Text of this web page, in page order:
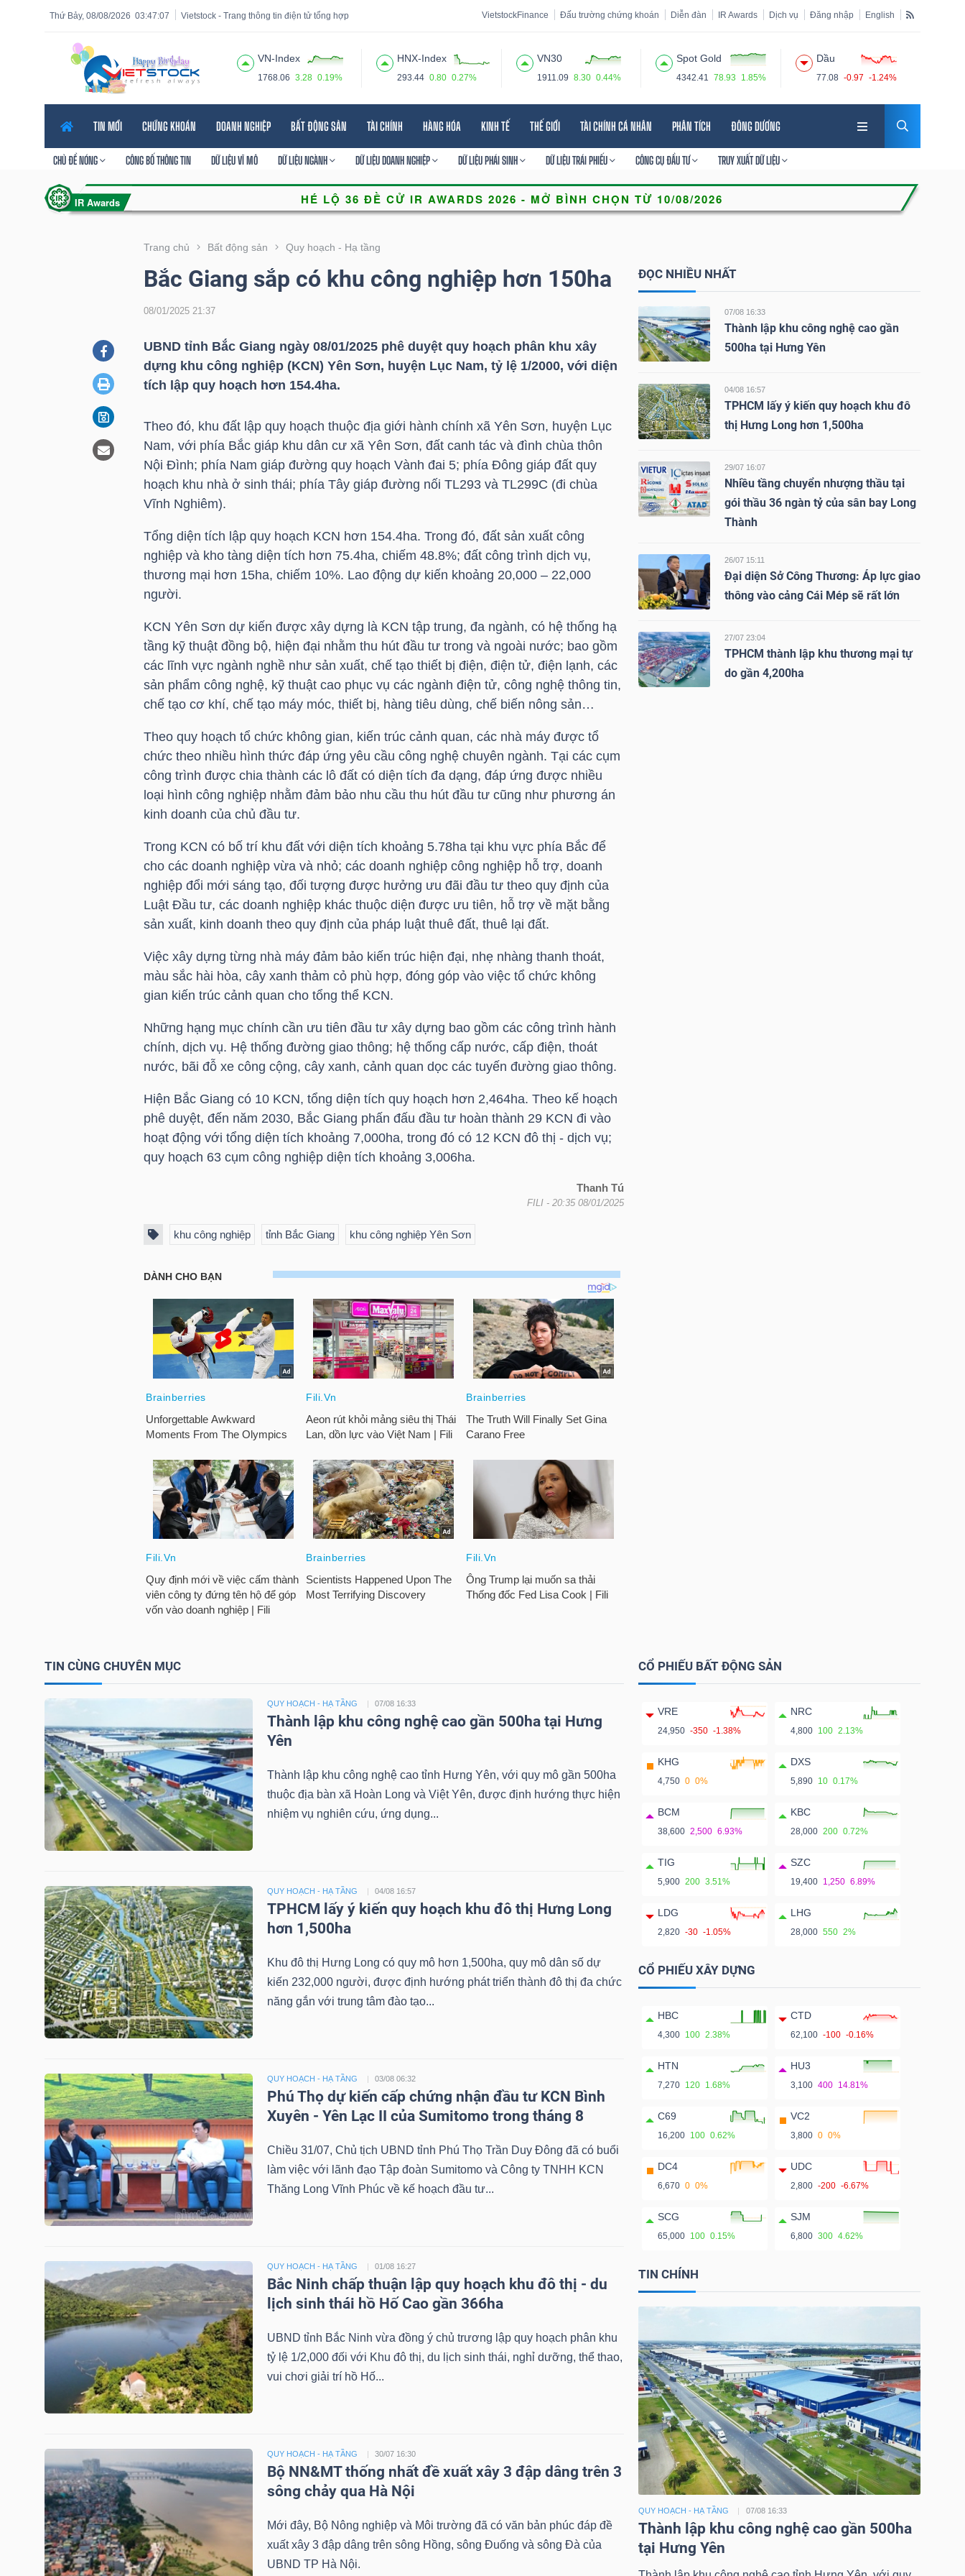
03:47:08
Thứ Bảy, 08/08/2026 Vietstock - Trang thông tin điện tử tổng hợp VietstockFinance Đấu trường chứng khoán Diễn đàn IR Awards Dịch vụ Đăng nhập English
VN-Index
1768.06 3.28 0.19%
HNX-Index
293.44 0.80 0.27%
VN30
1911.09 8.30 0.44%
Spot Gold
4342.41 78.93 1.85%
Dầu
77.08 -0.97 -1.24%
TIN MỚI CHỨNG KHOÁN DOANH NGHIỆP BẤT ĐỘNG SẢN TÀI CHÍNH HÀNG HÓA KINH TẾ THẾ GIỚI TÀI CHÍNH CÁ NHÂN PHÂN TÍCH ĐÔNG DƯƠNG
CHỦ ĐỀ NÓNG CÔNG BỐ THÔNG TIN DỮ LIỆU VĨ MÔ DỮ LIỆU NGÀNH DỮ LIỆU DOANH NGHIỆP DỮ LIỆU PHÁI SINH DỮ LIỆU TRÁI PHIẾU CÔNG CỤ ĐẦU TƯ TRUY XUẤT DỮ LIỆU
Trang chủ Bất động sản Quy hoạch - Hạ tầng
Bắc Giang sắp có khu công nghiệp hơn 150ha
08/01/2025 21:37
UBND tỉnh Bắc Giang ngày 08/01/2025 phê duyệt quy hoạch phân khu xây
dựng khu công nghiệp (KCN) Yên Sơn, huyện Lục Nam, tỷ lệ 1/2000, với diện
tích lập quy hoạch hơn 154.4ha.
Theo đó, khu đất lập quy hoạch thuộc địa giới hành chính xã Yên Sơn, huyện Lục
Nam, với phía Bắc giáp khu dân cư xã Yên Sơn, đất canh tác và đình chùa thôn
Nội Đình; phía Nam giáp đường quy hoạch Vành đai 5; phía Đông giáp đất quy
hoạch khu nhà ở sinh thái; phía Tây giáp đường nối TL293 và TL299C (đi chùa
Vĩnh Nghiêm).
Tổng diện tích lập quy hoạch KCN hơn 154.4ha. Trong đó, đất sản xuất công
nghiệp và kho tàng diện tích hơn 75.4ha, chiếm 48.8%; đất công trình dịch vụ,
thương mại hơn 15ha, chiếm 10%. Lao động dự kiến khoảng 20,000 – 22,000
người.
KCN Yên Sơn dự kiến được xây dựng là KCN tập trung, đa ngành, có hệ thống hạ
tầng kỹ thuật đồng bộ, hiện đại nhằm thu hút đầu tư trong và ngoài nước; bao gồm
các lĩnh vực ngành nghề như sản xuất, chế tạo thiết bị điện, điện tử, điện lạnh, các
sản phẩm công nghệ, kỹ thuật cao phục vụ các ngành điện tử, công nghệ thông tin,
chế tạo cơ khí, chế tạo máy móc, thiết bị, hàng tiêu dùng, chế biến nông sản…
Theo quy hoạch tổ chức không gian, kiến trúc cảnh quan, các nhà máy được tổ
chức theo nhiều hình thức đáp ứng yêu cầu công nghệ chuyên ngành. Tại các cụm
công trình được chia thành các lô đất có diện tích đa dạng, đáp ứng được nhiều
loại hình công nghiệp nhằm đảm bảo nhu cầu thu hút đầu tư cũng như phương án
kinh doanh của chủ đầu tư.
Trong KCN có bố trí khu đất với diện tích khoảng 5.78ha tại khu vực phía Bắc để
cho các doanh nghiệp vừa và nhỏ; các doanh nghiệp công nghiệp hỗ trợ, doanh
nghiệp đổi mới sáng tạo, đối tượng được hưởng ưu đãi đầu tư theo quy định của
Luật Đầu tư, các doanh nghiệp khác thuộc diện được ưu tiên, hỗ trợ về mặt bằng
sản xuất, kinh doanh theo quy định của pháp luật thuê đất, thuê lại đất.
Việc xây dựng từng nhà máy đảm bảo kiến trúc hiện đại, nhẹ nhàng thanh thoát,
màu sắc hài hòa, cây xanh thảm cỏ phù hợp, đóng góp vào việc tổ chức không
gian kiến trúc cảnh quan cho tổng thể KCN.
Những hạng mục chính cần ưu tiên đầu tư xây dựng bao gồm các công trình hành
chính, dịch vụ. Hệ thống đường giao thông; hệ thống cấp nước, cấp điện, thoát
nước, bãi đỗ xe công cộng, cây xanh, cảnh quan dọc các tuyến đường giao thông.
Hiện Bắc Giang có 10 KCN, tổng diện tích quy hoạch hơn 2,464ha. Theo kế hoạch
phê duyệt, đến năm 2030, Bắc Giang phấn đấu đầu tư hoàn thành 29 KCN đi vào
hoạt động với tổng diện tích khoảng 7,000ha, trong đó có 12 KCN đô thị - dịch vụ;
quy hoạch 63 cụm công nghiệp diện tích khoảng 3,006ha.
Thanh Tú
FILI - 20:35 08/01/2025
khu công nghiệp tỉnh Bắc Giang khu công nghiệp Yên Sơn
ĐỌC NHIỀU NHẤT
07/08 16:33
Thành lập khu công nghệ cao gần
500ha tại Hưng Yên
04/08 16:57
TPHCM lấy ý kiến quy hoạch khu đô
thị Hưng Long hơn 1,500ha
29/07 16:07
Nhiều tầng chuyển nhượng thầu tại
gói thầu 36 ngàn tỷ của sân bay Long
Thành
26/07 15:11
Đại diện Sở Công Thương: Áp lực giao
thông vào cảng Cái Mép sẽ rất lớn
27/07 23:04
TPHCM thành lập khu thương mại tự
do gần 4,200ha
TIN CÙNG CHUYÊN MỤC
QUY HOẠCH - HẠ TẦNG 07/08 16:33
Thành lập khu công nghệ cao gần 500ha tại Hưng
Yên
Thành lập khu công nghệ cao tỉnh Hưng Yên, với quy mô gần 500ha
thuộc địa bàn xã Hoàn Long và Việt Yên, được định hướng thực hiện
nhiệm vụ nghiên cứu, ứng dụng...
QUY HOẠCH - HẠ TẦNG 04/08 16:57
TPHCM lấy ý kiến quy hoạch khu đô thị Hưng Long
hơn 1,500ha
Khu đô thị Hưng Long có quy mô hơn 1,500ha, quy mô dân số dự
kiến 232,000 người, được định hướng phát triển thành đô thị đa chức
năng gắn với trung tâm đào tạo...
QUY HOẠCH - HẠ TẦNG 03/08 06:32
Phú Thọ dự kiến cấp chứng nhận đầu tư KCN Bình
Xuyên - Yên Lạc II của Sumitomo trong tháng 8
Chiều 31/07, Chủ tịch UBND tỉnh Phú Thọ Trần Duy Đông đã có buổi
làm việc với lãnh đạo Tập đoàn Sumitomo và Công ty TNHH KCN
Thăng Long Vĩnh Phúc về kế hoạch đầu tư...
QUY HOẠCH - HẠ TẦNG 01/08 16:27
Bắc Ninh chấp thuận lập quy hoạch khu đô thị - du
lịch sinh thái hồ Hố Cao gần 366ha
UBND tỉnh Bắc Ninh vừa đồng ý chủ trương lập quy hoạch phân khu
tỷ lệ 1/2,000 đối với Khu đô thị, du lịch sinh thái, nghỉ dưỡng, thể thao,
vui chơi giải trí hồ Hố...
QUY HOẠCH - HẠ TẦNG 30/07 16:30
Bộ NN&MT thống nhất đề xuất xây 3 đập dâng trên 3
sông chảy qua Hà Nội
Mới đây, Bộ Nông nghiệp và Môi trường đã có văn bản phúc đáp đề
xuất xây 3 đập dâng trên sông Hồng, sông Đuống và sông Đà của
UBND TP Hà Nội.
CỔ PHIẾU BẤT ĐỘNG SẢN
VRE
24,950 -350 -1.38%
NRC
4,800 100 2.13%
KHG
4,750 0 0%
DXS
5,890 10 0.17%
BCM
38,600 2,500 6.93%
KBC
28,000 200 0.72%
TIG
5,900 200 3.51%
SZC
19,400 1,250 6.89%
LDG
2,820 -30 -1.05%
LHG
28,000 550 2%
CỔ PHIẾU XÂY DỰNG
HBC
4,300 100 2.38%
CTD
62,100 -100 -0.16%
HTN
7,270 120 1.68%
HU3
3,100 400 14.81%
C69
16,200 100 0.62%
VC2
3,800 0 0%
DC4
6,670 0 0%
UDC
2,800 -200 -6.67%
SCG
65,000 100 0.15%
SJM
6,800 300 4.62%
TIN CHÍNH
QUY HOẠCH - HẠ TẦNG 07/08 16:33
Thành lập khu công nghệ cao gần 500ha
tại Hưng Yên
Tính năng
năng
VIETSTOCK
PHIẾU
CÔNG
ĐẦU
XUẤT
LIỆU
Ngành
NĂNG
LƯỢNG
NGUYÊN
VẬT
LIỆU
NGHIỆP
DÙNG
KHÔNG
THIẾT